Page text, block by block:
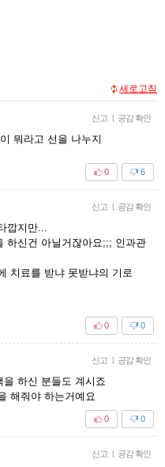
새로고침
신고 | 공감 확인
뭐라고 선을 나누지
6
0
신고 | 공감 확인
깝지만...
하신건 아닐거잖아요;;; 인과관
치료를 받냐 못받냐의 기로
0
0
신고 | 공감 확인
하신 분들도 계시죠
해줘야 하는거예요
0
0
신고 | 공감 확인